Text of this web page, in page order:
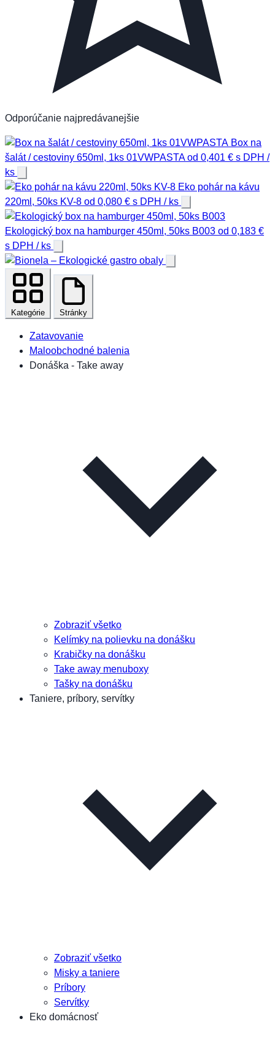
Odporúčanie najpredávanejšie
Box na
šalát / cestoviny 650ml, 1ks 01VWPASTA od 0,401 € s DPH /
ks
Eko pohár na kávu
220ml, 50ks KV-8 od 0,080 € s DPH / ks
Ekologický box na hamburger 450ml, 50ks B003 od 0,183 €
s DPH / ks
Kategórie Stránky
Zatavovanie
Maloobchodné balenia
Donáška - Take away
Zobraziť všetko
Kelímky na polievku na donášku
Krabičky na donášku
Take away menuboxy
Tašky na donášku
Taniere, príbory, servítky
Zobraziť všetko
Misky a taniere
Príbory
Servítky
Eko domácnosť